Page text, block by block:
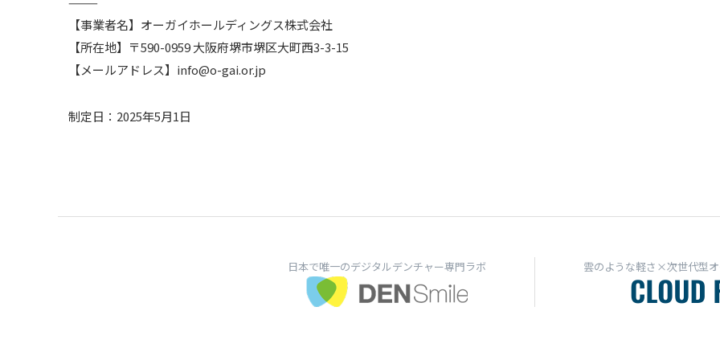
【事業者名】オーガイホールディングス株式会社
【所在地】〒590-0959 大阪府堺市堺区大町西3-3-15
【メールアドレス】info@o-gai.or.jp
制定日：2025年5月1日
日本で唯一のデジタルデンチャー専門ラボ 雲のような軽さ×次世代型